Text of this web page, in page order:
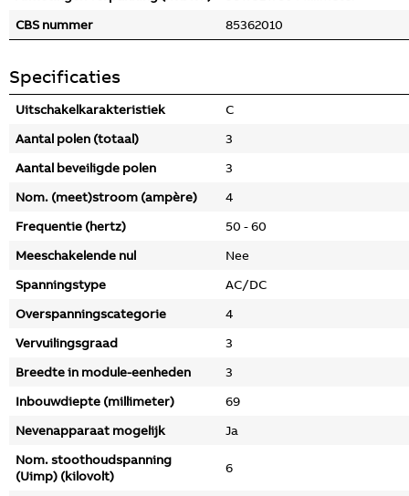
CBS nummer
85362010
Specificaties
Uitschakelkarakteristiek
C
Aantal polen (totaal)
3
Aantal beveiligde polen
3
Nom. (meet)stroom (ampère)
4
Frequentie (hertz)
50 - 60
Meeschakelende nul
Nee
Spanningstype
AC/DC
Overspanningscategorie
4
Vervuilingsgraad
3
Breedte in module-eenheden
3
Inbouwdiepte (millimeter)
69
Nevenapparaat mogelijk
Ja
Nom. stoothoudspanning
(Uimp) (kilovolt)
6